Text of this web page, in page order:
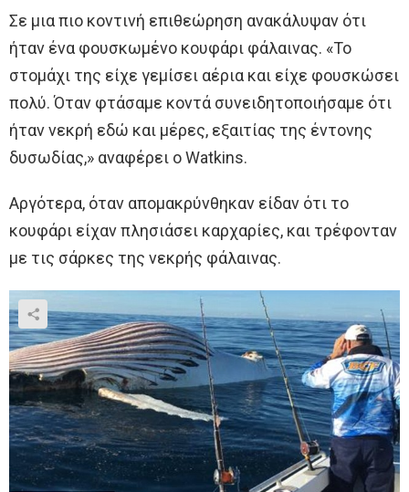
Σε μια πιο κοντινή επιθεώρηση ανακάλυψαν ότι
ήταν ένα φουσκωμένο κουφάρι φάλαινας. «Το
στομάχι της είχε γεμίσει αέρια και είχε φουσκώσει
πολύ. Όταν φτάσαμε κοντά συνειδητοποιήσαμε ότι
ήταν νεκρή εδώ και μέρες, εξαιτίας της έντονης
δυσωδίας,» αναφέρει ο Watkins.
Αργότερα, όταν απομακρύνθηκαν είδαν ότι το
κουφάρι είχαν πλησιάσει καρχαρίες, και τρέφονταν
με τις σάρκες της νεκρής φάλαινας.